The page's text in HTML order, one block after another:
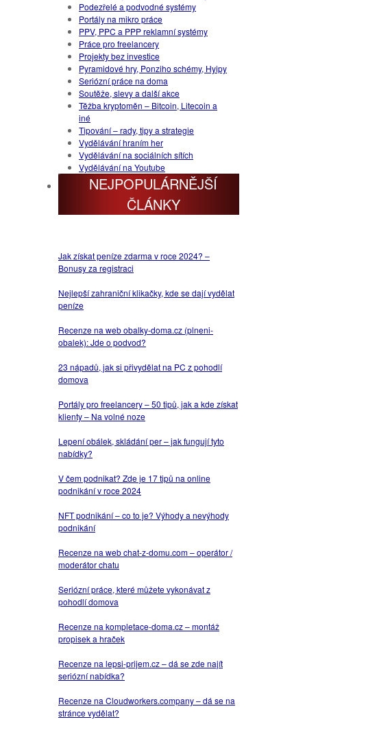
Podezřelé a podvodné systémy
Portály na mikro práce
PPV, PPC a PPP reklamní systémy
Práce pro freelancery
Projekty bez investice
Pyramidové hry, Ponziho schémy, Hyipy
Seriózní práce na doma
Soutěže, slevy a další akce
Těžba kryptoměn – Bitcoin, Litecoin a
iné
Tipování – rady, tipy a strategie
Vydělávání hraním her
Vydělávání na sociálních sítích
Vydělávání na Youtube
NEJPOPULÁRNĚJŠÍ
ČLÁNKY
Jak získat peníze zdarma v roce 2024? –
Bonusy za registraci
Nejlepší zahraniční klikačky, kde se dají vydělat
peníze
Recenze na web obalky-doma.cz (plneni-
obalek): Jde o podvod?
23 nápadů, jak si přivydělat na PC z pohodlí
domova
Portály pro freelancery – 50 tipů, jak a kde získat
klienty – Na volné noze
Lepení obálek, skládání per – jak fungují tyto
nabídky?
V čem podnikat? Zde je 17 tipů na online
podnikání v roce 2024
NFT podnikání – co to je? Výhody a nevýhody
podnikání
Recenze na web chat-z-domu.com – operátor /
moderátor chatu
Seriózní práce, které můžete vykonávat z
pohodlí domova
Recenze na kompletace-doma.cz – montáž
propisek a hraček
Recenze na lepsi-prijem.cz – dá se zde najít
seriózní nabídka?
Recenze na Cloudworkers.company – dá se na
stránce vydělat?